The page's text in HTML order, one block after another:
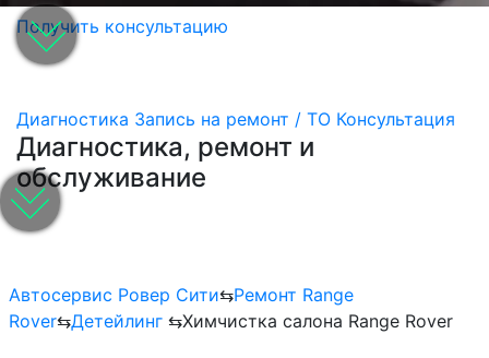
Получить консультацию
Диагностика Запись на ремонт / ТО Консультация
Диагностика, ремонт и
обслуживание
Автосервис Ровер Сити⇆Ремонт Range
Rover⇆Детейлинг ⇆Химчистка салона Range Rover